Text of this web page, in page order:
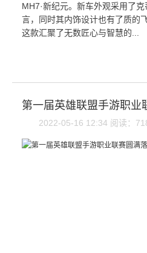
MH7·新纪元。新车外观采用了
言，同时其内饰设计也有了质的
这款汇聚了无数匠心与智慧的...
第一届英雄联盟手游职业
2022-05-16 12:34 阅读：